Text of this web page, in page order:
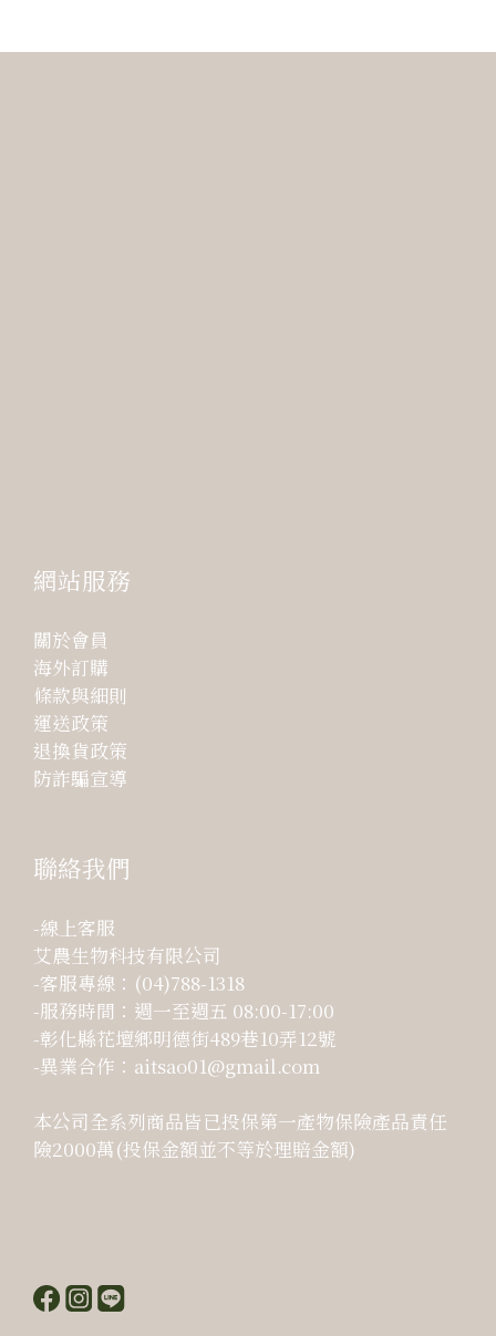
網站服務
關於會員
海外訂購
條款與細則
運送政策
退換貨政策
防詐騙宣導
聯絡我們
-線上客服
艾農生物科技有限公司
-客服專線：(04)788-1318
-服務時間：週一至週五 08:00-17:00
-彰化縣花壇鄉明德街489巷10弄12號
-異業合作：aitsao01@gmail.com
本公司全系列商品皆已投保第一產物保險產品責任
險2000萬(投保金額並不等於理賠金額)